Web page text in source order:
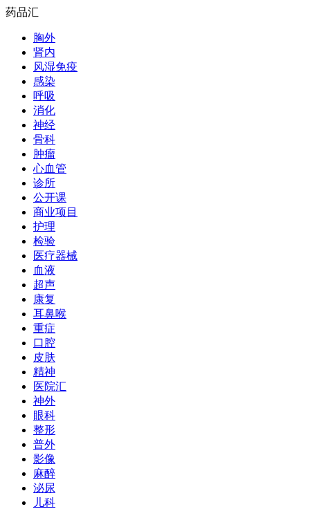
药品汇
胸外
肾内
风湿免疫
感染
呼吸
消化
神经
骨科
肿瘤
心血管
诊所
公开课
商业项目
护理
检验
医疗器械
血液
超声
康复
耳鼻喉
重症
口腔
皮肤
精神
医院汇
神外
眼科
整形
普外
影像
麻醉
泌尿
儿科